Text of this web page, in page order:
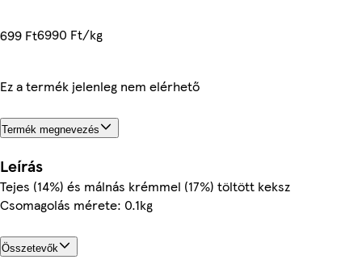
699 Ft6990 Ft/kg
Ez a termék jelenleg nem elérhető
Termék megnevezés
Leírás
Tejes (14%) és málnás krémmel (17%) töltött keksz
Csomagolás mérete: 0.1kg
Összetevők